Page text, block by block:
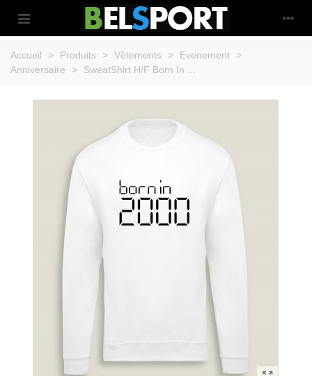
Accueil > Produits > Vêtements > Evenement
>
Anniversaire
> SweatShirt H/F Born In ...